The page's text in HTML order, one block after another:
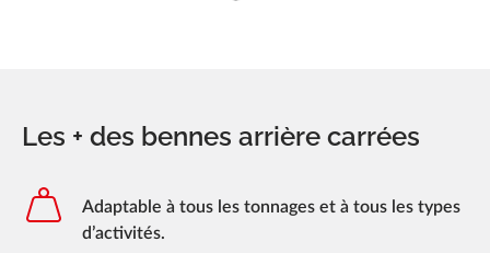
Les + des bennes arrière carrées
Adaptable à tous les tonnages et à tous les types
d’activités.